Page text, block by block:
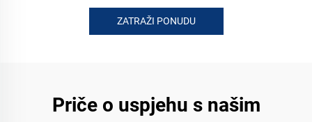
ZATRAŽI PONUDU
Priče o uspjehu s našim